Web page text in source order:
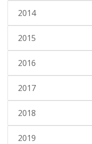
2014
2015
2016
2017
2018
2019